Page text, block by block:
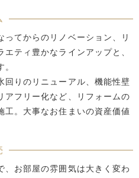
てからのリノベーション、リ
ティ豊かなラインアップと、
回りのリニューアル、機能性壁
アフリー化など、リフォームの
工。大事なお住まいの資産価値
、お部屋の雰囲気は大きく変わ